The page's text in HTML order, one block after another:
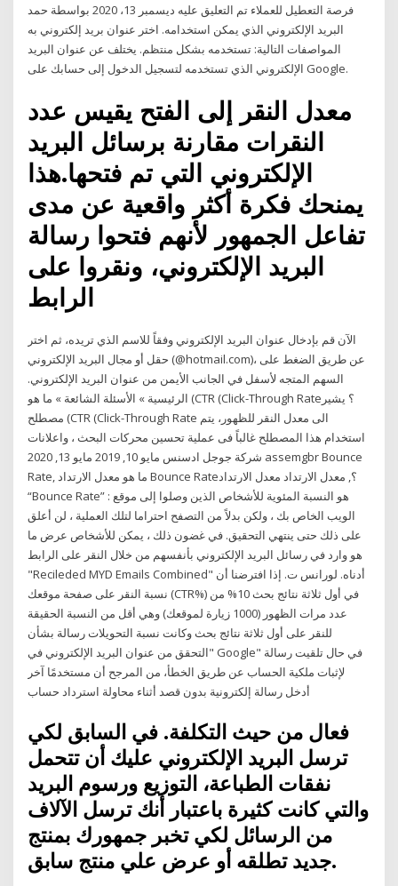
فرصة التعطيل للعملاء تم التعليق عليه ديسمبر 13، 2020 بواسطة حمد
البريد الإلكتروني الذي يمكن استخدامه. اختر عنوان بريد إلكتروني به
المواصفات التالية: تستخدمه بشكل منتظم. يختلف عن عنوان البريد
الإلكتروني الذي تستخدمه لتسجيل الدخول إلى حسابك على Google.
معدل النقر إلى الفتح يقيس عدد
النقرات مقارنة برسائل البريد
الإلكتروني التي تم فتحها.هذا
يمنحك فكرة أكثر واقعية عن مدى
تفاعل الجمهور لأنهم فتحوا رسالة
البريد الإلكتروني، ونقروا على
الرابط
الآن قم بإدخال عنوان البريد الإلكتروني وفقاً للاسم الذي تريده، ثم اختر
حقل أو مجال البريد الإلكتروني (@hotmail.com)، عن طريق الضغط على
السهم المتجه لأسفل في الجانب الأيمن من عنوان البريد الإلكتروني.
الرئيسية » الأسئلة الشائعة » ما هو (CTR (Click-Through Rate؟ يشير
مصطلح (CTR (Click-Through Rate الى معدل النقر للظهور، يتم
استخدام هذا المصطلح غالباً فى عملية تحسين محركات البحث ، واعلانات
شركة جوجل ادسنس مايو 10, 2019 مايو 13, 2020 assemgbr Bounce
Rate, ما هو معدل الارتداد Bounce Rate؟, معدل الارتداد معدل الارتداد
“Bounce Rate” : هو النسبة المئوية للأشخاص الذين وصلوا إلى موقع
الويب الخاص بك ، ولكن بدلاً من التصفح احتراما لتلك العملية ، لن أعلق
على ذلك حتى ينتهي التحقيق. في غضون ذلك ، يمكن للأشخاص عرض ما
هو وارد في رسائل البريد الإلكتروني بأنفسهم من خلال النقر على الرابط
"Recileded MYD Emails Combined" أدناه. لورانس ت. إذا افترضنا أن
نسبة النقر على صفحة موقعك (CTR%) في أول ثلاثة نتائج بحث 10% من
عدد مرات الظهور (1000 زيارة لموقعك) وهي أقل من النسبة الحقيقة
للنقر على أول ثلاثة نتائج بحث وكانت نسبة التحويلات رسالة بشأن
"التحقق من عنوان البريد الإلكتروني في Google" في حال تلقيت رسالة
لإثبات ملكية الحساب عن طريق الخطأ، من المرجح أن مستخدمًا آخر
أدخل رسالة إلكترونية بدون قصد أثناء محاولة استرداد حساب
فعال من حيث التكلفة. في السابق لكي
ترسل البريد الإلكتروني عليك أن تتحمل
نفقات الطباعة، التوزيع ورسوم البريد
والتي كانت كثيرة باعتبار أنك ترسل الآلاف
من الرسائل لكي تخبر جمهورك بمنتج
جديد تطلقه أو عرض علي منتج سابق.